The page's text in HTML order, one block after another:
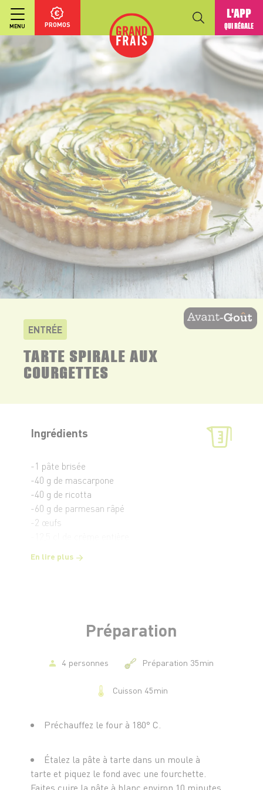
MENU PROMOS
L'APP
QUI RÉGALE
ENTRÉE
TARTE SPIRALE AUX
COURGETTES
Ingrédients
-1 pâte brisée
-40 g de mascarpone
-40 g de ricotta
-60 g de parmesan râpé
-2 œufs
-Un filet d’huile d’olive
En lire plus
Préparation
4 personnes Préparation 35min
Cuisson 45min
Préchauffez le four à 180° C.
Étalez la pâte à tarte dans un moule à
tarte et piquez le fond avec une fourchette.
Faites cuire la pâte à blanc environ 10 minutes,